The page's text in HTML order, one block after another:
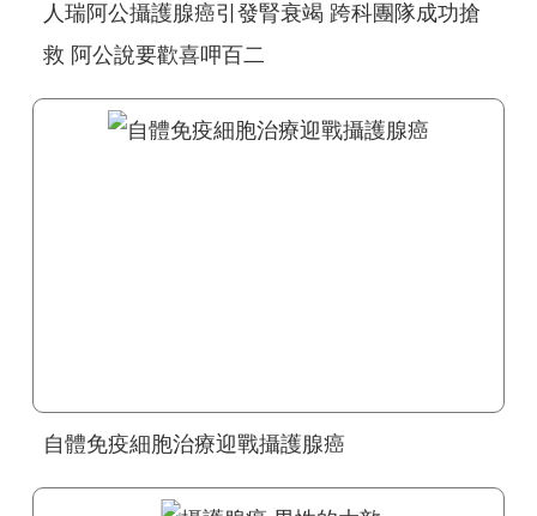
人瑞阿公攝護腺癌引發腎衰竭 跨科團隊成功搶
救 阿公說要歡喜呷百二
自體免疫細胞治療迎戰攝護腺癌